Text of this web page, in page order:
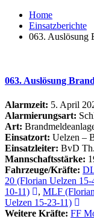
Home
Einsatzberichte
063. Auslösung
063. Auslösung
Alarmzeit: 5. April
Alarmierungsart:
Art:
Einsatzort: Uelzen –
Einsatzleiter: BvD
Mannschaftsstärke:
Fahrzeuge/Kräfte:
20 (Florian Uelzen 15-
10-11)
, MLF
Uelzen 15-23-11)
Weitere Kräfte: FF